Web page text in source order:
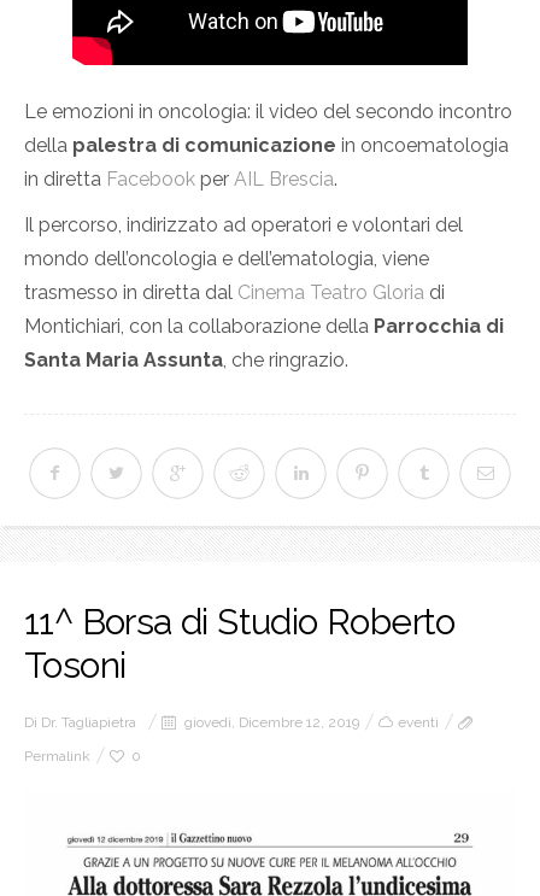
Le emozioni in oncologia: il video del secondo incontro
della palestra di comunicazione in oncoematologia
in diretta Facebook per AIL Brescia.
Il percorso, indirizzato ad operatori e volontari del
mondo dell’oncologia e dell’ematologia, viene
trasmesso in diretta dal Cinema Teatro Gloria di
Montichiari, con la collaborazione della Parrocchia di
Santa Maria Assunta , che ringrazio.
11^ Borsa di Studio Roberto
Tosoni
Di Dr. Tagliapietra giovedì, Dicembre 12, 2019
eventi
Permalink
0